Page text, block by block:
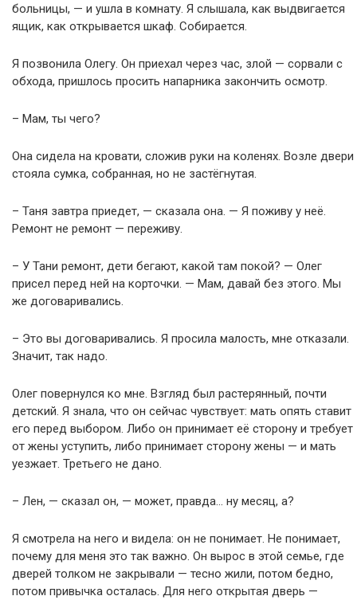
больницы, — и ушла в комнату. Я слышала, как выдвигается
ящик, как открывается шкаф. Собирается.
Я позвонила Олегу. Он приехал через час, злой — сорвали с
обхода, пришлось просить напарника закончить осмотр.
– Мам, ты чего?
Она сидела на кровати, сложив руки на коленях. Возле двери
стояла сумка, собранная, но не застёгнутая.
– Таня завтра приедет, — сказала она. — Я поживу у неё.
Ремонт не ремонт — переживу.
– У Тани ремонт, дети бегают, какой там покой? — Олег
присел перед ней на корточки. — Мам, давай без этого. Мы
же договаривались.
– Это вы договаривались. Я просила малость, мне отказали.
Значит, так надо.
Олег повернулся ко мне. Взгляд был растерянный, почти
детский. Я знала, что он сейчас чувствует: мать опять ставит
его перед выбором. Либо он принимает её сторону и требует
от жены уступить, либо принимает сторону жены — и мать
уезжает. Третьего не дано.
– Лен, — сказал он, — может, правда… ну месяц, а?
Я смотрела на него и видела: он не понимает. Не понимает,
почему для меня это так важно. Он вырос в этой семье, где
дверей толком не закрывали — тесно жили, потом бедно,
потом привычка осталась. Для него открытая дверь —